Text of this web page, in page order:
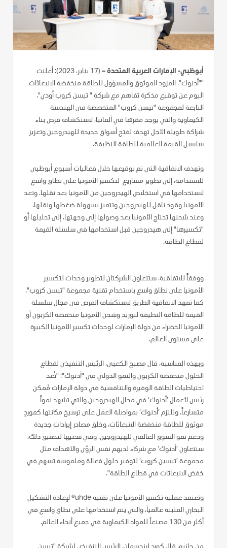
أبوظبي- الإمارات العربية المتحدة –
(17 يناير، 2023): أعلنت
""أدنوك"، المزود الموثوق والمسؤول للطاقة منخفضة الانبعاثات
اليوم عن توقيع مذكرة تفاهم مع شركة " تيسن كروب أودي"،
التابعة لمجموعة "تيسن كروب" المتخصصة في الهندسة
الكيماوية والتي يوجد مقرها في ألمانيا، لاستكشاف فرص بناء
شراكة طويلة الأجل تهدف لفتح أسواق جديدة للهيدروجين وتعزيز
سلاسل القيمة العالمية للطاقة النظيفة.
وتهدف الاتفاقية التي تم توقيعها خلال فعاليات أسبوع أبوظبي
للاستدامة، إلى تطوير مشاريع لتكسير الأمونيا على نطاق واسع
لاستخدامها في استخلاص الهيدروجين من الأمونيا بعد نقلها. وتعد
الأمونيا وقود ناقل للهيدروجين وتتميز بسهولة ضغطها ونقلها.
وعند شحنها تحتاج الأمونيا بعد وصولها إلى وجهتها، إلى تحليلها أو
"تكسيرها" إلى هيدروجين قبل استخدامها في سلسلة القيمة
لقطاع الطاقة.
ووفقاً للاتفاقية، ستتعاون الشركتان لتطوير وحدات لتكسير
الأمونيا على نطاق واسع باستخدام تقنية مجموعة "تيسن كروب".
كما تمهد الاتفاقية الطريق لاستكشاف الفرص في مجال سلسلة
القيمة للطاقة النظيفة لتوريد وشحن الأمونيا منخفضة الكربون أو
الأمونيا الخضراء من دولة الإمارات لوحدات تكسير الأمونيا الكبيرة
على مستوى العالم.
وبهذه المناسبة، قال مصبح الكعبي، الرئيس التنفيذي لقطاع
الحلول منخفضة الكربون والنمو الدولي في "أدنوك": "تُعد
احتياطيات الطاقة الوفيرة والتنافسية في دولة الإمارات مُمكن
رئيس لأعمال ’أدنوك‘ في مجال الهيدروجين والتي تشهد نمواً
متسارعاً. وتلتزم ’أدنوك‘ بمواصلة العمل على ترسيخ مكانتها كموردٍ
موثوق للطاقة منخفضة الانبعاثات، وخلق مصادر إيرادات جديدة
ودعم نمو السوق العالمي للهيدروجين. وفي سعيها لتحقيق ذلك،
ستتعاون ’أدنوك‘ مع شركاء لديهم نفس الرؤى والأهداف مثل
مجموعة ’تيسين كروب‘ لتوفير حلول فعالة وملموسة تسهم في
خفض الانبعاثات في قطاع الطاقة".
وتعتمد عملية تكسير الأمونيا على تقنية uhde® لإعادة التشكيل
البخاري المثبتة عالمياً، والتي يتم استخدامها على نطاق واسع في
أكثر من 130 مصنعاً للمواد الكيماوية في جميع أنحاء العالم.